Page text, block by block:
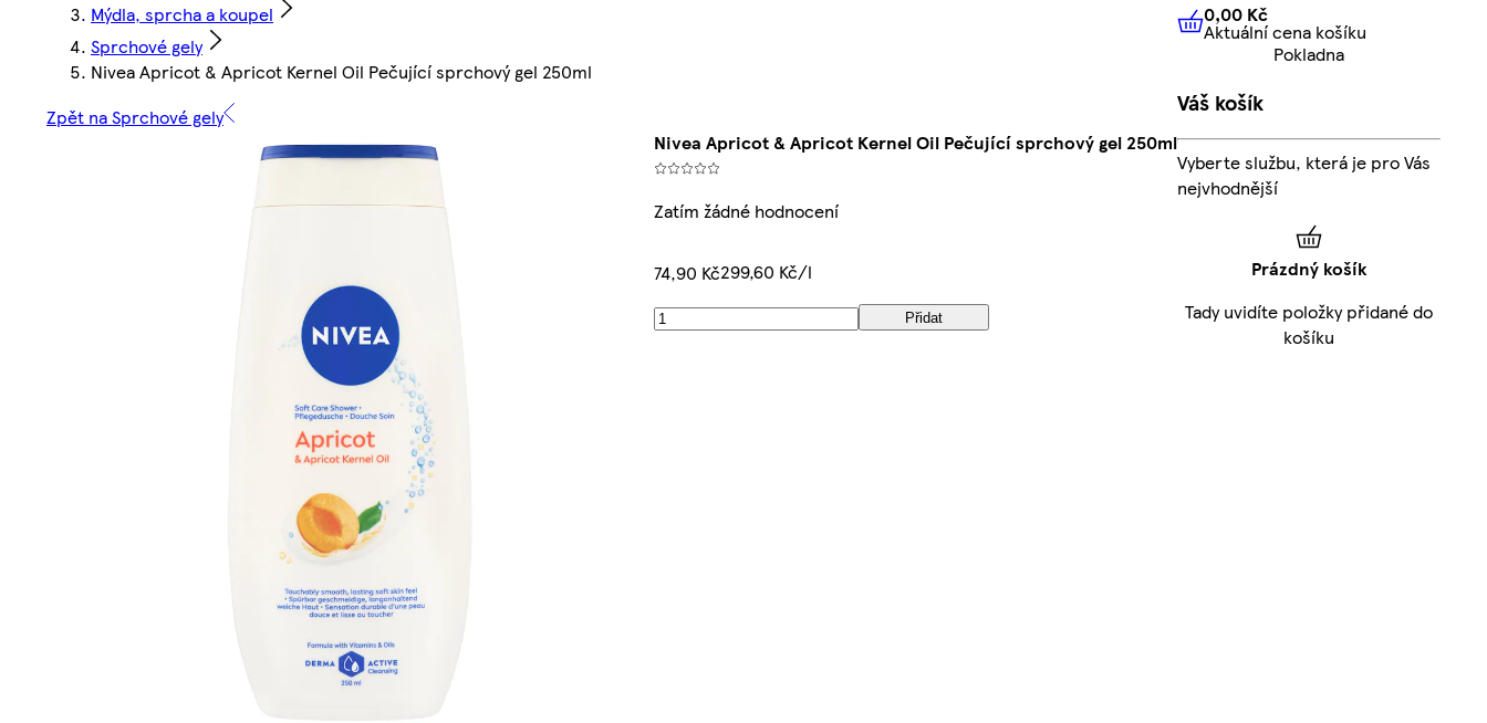
Mýdla, sprcha a koupel
Sprchové gely
Nivea Apricot & Apricot Kernel Oil Pečující sprchový gel 250ml
Zpět na Sprchové gely
Nivea Apricot & Apricot Kernel Oil Pečující sprchový gel 250ml
Zatím žádné hodnocení
74,90 Kč299,60 Kč/l
Přidat
0,00 KčAktuální cena košíku
0,00 Kč
Aktuální cena košíku
Pokladna
Váš košík
Vyberte službu, která je pro Vás
nejvhodnější
Prázdný košík
Tady uvidíte položky přidané do
košíku